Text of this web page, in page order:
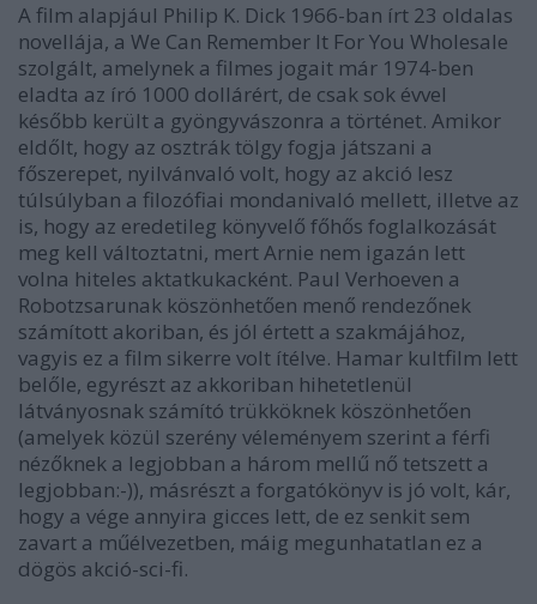
A film alapjául Philip K. Dick 1966-ban írt 23 oldalas
novellája, a We Can Remember It For You Wholesale
szolgált, amelynek a filmes jogait már 1974-ben
eladta az író 1000 dollárért, de csak sok évvel
később került a gyöngyvászonra a történet. Amikor
eldőlt, hogy az osztrák tölgy fogja játszani a
főszerepet, nyilvánvaló volt, hogy az akció lesz
túlsúlyban a filozófiai mondanivaló mellett, illetve az
is, hogy az eredetileg könyvelő főhős foglalkozását
meg kell változtatni, mert Arnie nem igazán lett
volna hiteles aktatkukacként. Paul Verhoeven a
Robotzsarunak köszönhetően menő rendezőnek
számított akoriban, és jól értett a szakmájához,
vagyis ez a film sikerre volt ítélve. Hamar kultfilm lett
belőle, egyrészt az akkoriban hihetetlenül
látványosnak számító trükköknek köszönhetően
(amelyek közül szerény véleményem szerint a férfi
nézőknek a legjobban a három mellű nő tetszett a
legjobban:-)), másrészt a forgatókönyv is jó volt, kár,
hogy a vége annyira gicces lett, de ez senkit sem
zavart a műélvezetben, máig megunhatatlan ez a
dögös akció-sci-fi.